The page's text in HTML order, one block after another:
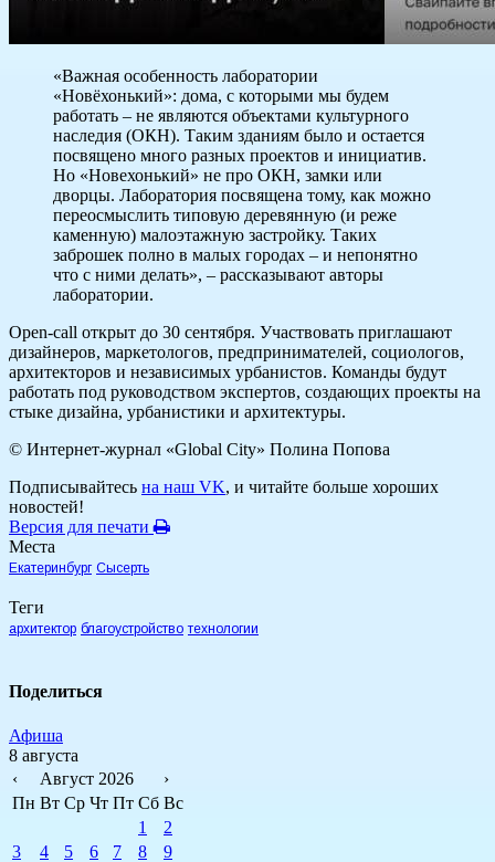
«Важная особенность лаборатории
«Новёхонький»: дома, с которыми мы будем
работать – не являются объектами культурного
наследия (ОКН). Таким зданиям было и остается
посвящено много разных проектов и инициатив.
Но «Новехонький» не про ОКН, замки или
дворцы. Лаборатория посвящена тому, как можно
переосмыслить типовую деревянную (и реже
каменную) малоэтажную застройку. Таких
заброшек полно в малых городах – и непонятно
что с ними делать», – рассказывают авторы
лаборатории.
Open-call открыт до 30 сентября. Участвовать приглашают
дизайнеров, маркетологов, предпринимателей, социологов,
архитекторов и независимых урбанистов. Команды будут
работать под руководством экспертов, создающих проекты на
стыке дизайна, урбанистики и архитектуры.
© Интернет-журнал «Global City» Полина Попова
Подписывайтесь на наш VK, и читайте больше хороших
новостей!
Версия для печати
Места
Екатеринбург Сысерть
Теги
архитектор благоустройство технологии
Поделиться
Афиша
8 августа
‹
Август 2026
›
Пн Вт Ср Чт Пт Сб Вс
1
2
3
4 5 6 7 8
9